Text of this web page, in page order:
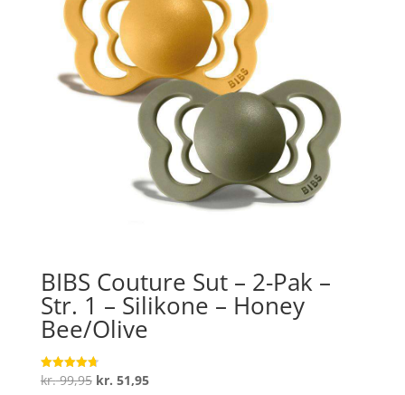
BIBS Couture Sut – 2-Pak –
Str. 1 – Silikone – Honey
Bee/Olive
Vurderet
4.7
kr.99,95 Den
kr. 51,95Den